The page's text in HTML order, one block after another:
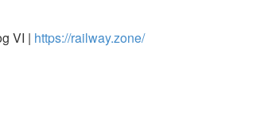
VI | https://railway.zone/